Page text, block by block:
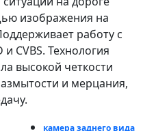
изображения на
работу с
CVBS. Технология
высокой четкости
и мерцания,
камера заднего вида